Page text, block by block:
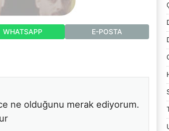
WHATSAPP E-POSTA
ne olduğunu merak ediyorum.